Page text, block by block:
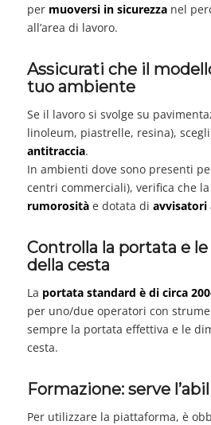
per muoversi in sicurezzanel
all’area di lavoro.
Assicurati che il
tuo ambiente
Se il lavoro si svolge su
linoleum, piastrelle, resina),
antitraccia.
In ambienti dove sono presenti
centri commerciali), verifica che
rumorositàe dotata di avvisatori
Controlla la portata e
della cesta
La portata standard è di circa
per uno/due operatori con
sempre la portata effettiva e le
cesta.
Formazione: serve
Per utilizzare la piattaforma, è